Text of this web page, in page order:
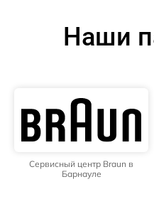
Наши
Сервисный центр Braun в
Барнауле